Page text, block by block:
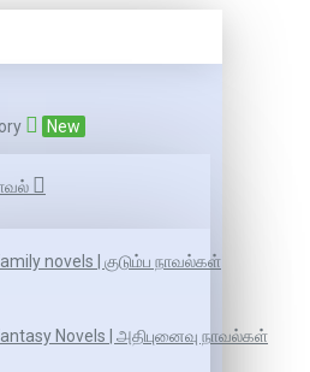
New
novels | குடும்ப நாவல்கள்
Novels | அதிபுனைவு நாவல்கள்